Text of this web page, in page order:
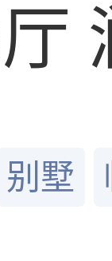
别墅